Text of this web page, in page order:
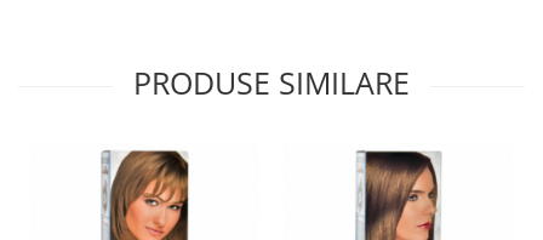
PRODUSE SIMILARE